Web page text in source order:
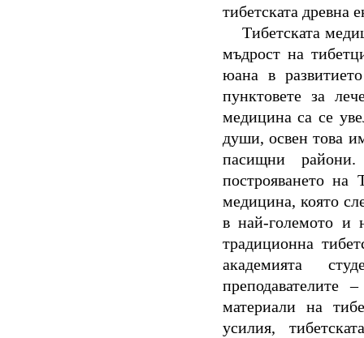
тибетската древна
Тибетската
мъдрост на
юана в
пунктовете за
медицина са се
души, освен това
пасищни
построяването на
медицина, която
в най-големото и
традиционна
академията
преподавателите
материали на
усилия,